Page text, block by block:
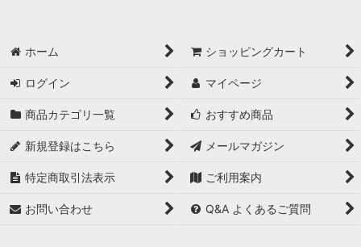
ホーム ショッピングカート
ログイン マイページ
商品カテゴリ一覧 おすすめ商品
新規登録はこちら メールマガジン
特定商取引法表示 ご利用案内
お問い合わせ Q&A よくあるご質問